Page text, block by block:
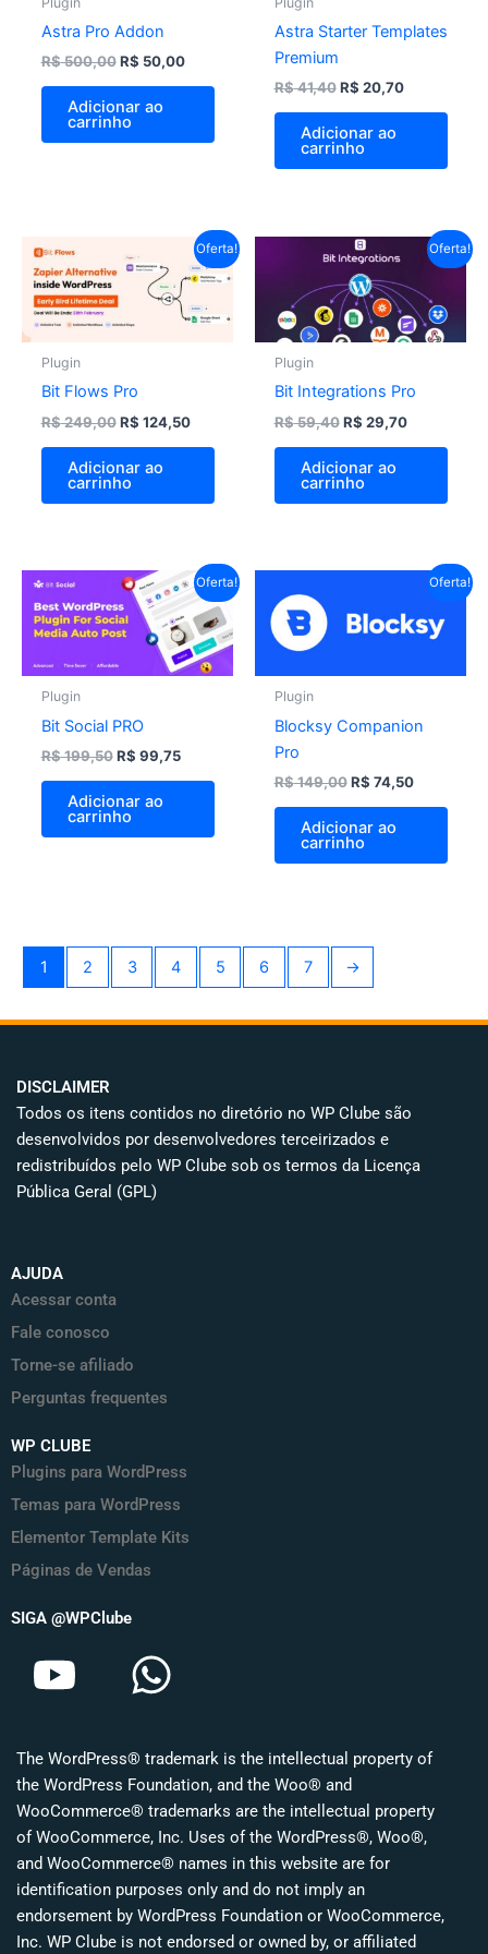
Astra Pro Addon
R$500,00 R$ 50,00
Adicionar ao
carrinho
Astra Starter Templates
Premium
R$41,40 R$ 20,70
Adicionar ao
carrinho
Oferta!
Plugin
Bit Flows Pro
R$249,00
preço
original
era:
R$ 249,00.
R$ 124,50
O
preço
atual
R$ 124,50.
Adicionar ao
carrinho
Oferta!
Plugin
Bit Integrations Pro
R$59,40
preço
original
era:
R$ 59,40.
R$ 29,70
preço
é:
R$ 29,70.
Adicionar ao
carrinho
Oferta!
Plugin
Bit Social PRO
R$199,50
O
preço
original
era:
R$ 199,50.
R$ 99,75
O
preço
atual
é:
R$ 99,75.
Adicionar ao
carrinho
Oferta!
Plugin
Blocksy Companion
Pro
R$149,00
original
era:
R$ 74,50
atual
é:
Adicionar ao
carrinho
1 2 3 4 5 6 7 →
DISCLAIMER
Todos os itens contidos no diretório no WP Clube são
desenvolvidos por desenvolvedores terceirizados e
redistribuídos pelo WP Clube sob os termos da Licença
Pública Geral (GPL)
AJUDA
Acessar conta
Fale conosco
Torne-se afiliado
Perguntas frequentes
WP CLUBE
Plugins para WordPress
Temas para WordPress
Elementor Template Kits
Páginas de Vendas
SIGA @WPClube
Y
o
u
t
u
b
e
W
h
a
t
s
a
p
The WordPress® trademark is the intellectual property of
the WordPress Foundation, and the Woo® and
WooCommerce® trademarks are the intellectual property
of WooCommerce, Inc. Uses of the WordPress®, Woo®,
and WooCommerce® names in this website are for
identification purposes only and do not imply an
endorsement by WordPress Foundation or WooCommerce,
Inc. WP Clube is not endorsed or owned by, or affiliated